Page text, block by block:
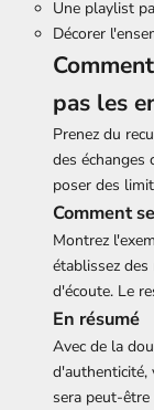
Une playlist
Décorer
pas les
Prenez du
des échanges
poser des
Comment
Montrez
établissez
d'écoute. Le
En résumé
Avec de la
d'authenticité,
sera peut-